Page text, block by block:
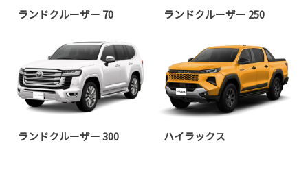
ランドクルーザー 70 ランドクルーザー 250
ランドクルーザー 300 ハイラックス